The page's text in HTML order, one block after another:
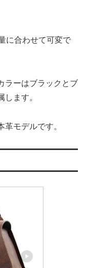
に合わせて可変で
ラーはブラックとブ
ます。
モデルです。